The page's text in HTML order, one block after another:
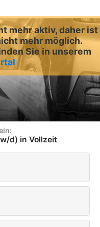
mehr aktiv, daher ist
mehr möglich.
Sie in unserem
d) in Vollzeit